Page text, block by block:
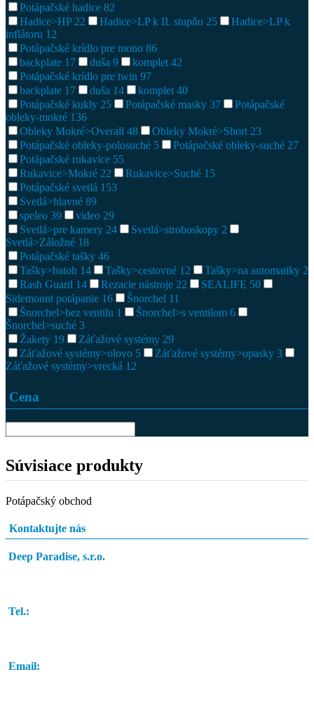
Potápačské hadice 82
Hadice>HP 22 Hadice>LP k II. stupňu 25
Hadice>LP k
inflátoru 12
Potápačské krídlo pre mono 86
backplate 17 duša 9 komplet 42
Potápačské krídlo pre twin 97
backplate 17 duša 14 komplet 40
Potápačské kukly 25 Potápačské masky 37
Potápačské
obleky-mokré 136
Obleky Mokré>Overall 48 Obleky Mokré>Short 23
Potápačské obleky-polosuché 5 Potápačské obleky-suché 27
Potápačské rukavice 55
Rukavice>Mokré 22 Rukavice>Suché 15
Potápačské svetlá 153
Svetlá>hlavné 89
speleo 39 video 29
Svetlá>pre kamery 24 Svetlá>stroboskopy 2
Svetlá>Záložné 18
Potápačské tašky 46
Tašky>batoh 14 Tašky>cestovné 12 Tašky>na automatiky 2
Rash Guard 14 Rezacie nástroje 22 SEALIFE 50
Sidemount potápanie 16 Šnorchel 11
Šnorchel>bez ventilu 1 Šnorchel>s ventilom 6
Šnorchel>suché 3
Žakety 19 Záťažové systémy 29
Záťažové systémy>olovo 5 Záťažové systémy>opasky 3
Záťažové systémy>vrecká 12
Cena
Súvisiace produkty
Potápačský obchod
Kontaktujte nás
Deep Paradise, s.r.o.
Tel.:
Email: